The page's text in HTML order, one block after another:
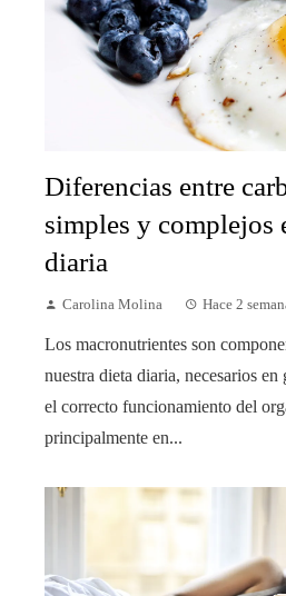
Diferencias entre
simples y complejos
diaria
Carolina Molina Hace 2
Los macronutrientes son
nuestra dieta diaria, necesarios en
el correcto funcionamiento del
principalmente en...